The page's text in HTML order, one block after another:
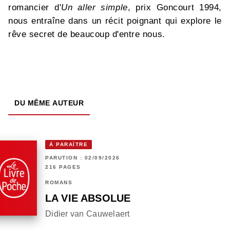
romancier d'Un aller simple, prix Goncourt 1994,
nous entraîne dans un récit poignant qui explore le
rêve secret de beaucoup d'entre nous.
DU MÊME AUTEUR
À PARAÎTRE
PARUTION : 02/09/2026
216 PAGES
ROMANS
LA VIE ABSOLUE
Didier van Cauwelaert